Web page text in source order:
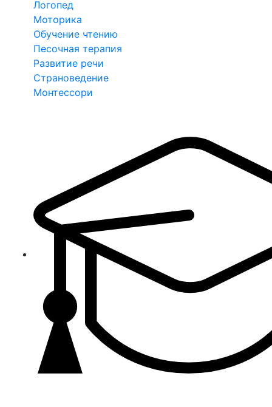
Логопед
Моторика
Обучение чтению
Песочная терапия
Развитие речи
Страноведение
Монтессори